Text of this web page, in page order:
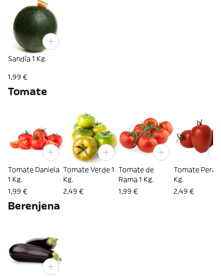
Sandía 1 Kg.
1,99 €
Tomate
Tomate Daniela
1 Kg.
1,99 €
Tomate Verde 1
Kg.
2,49 €
Tomate de
Rama 1 Kg.
1,99 €
Tomate Pera 1
Kg.
2,49 €
Berenjena